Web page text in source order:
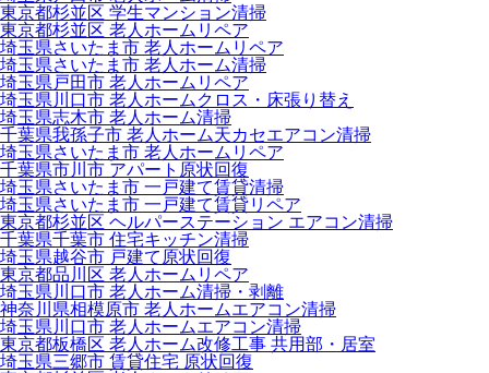
東京都杉並区 学生マンション清掃
東京都杉並区 老人ホームリペア
埼玉県さいたま市 老人ホームリペア
埼玉県さいたま市 老人ホーム清掃
埼玉県戸田市 老人ホームリペア
埼玉県川口市 老人ホームクロス・床張り替え
埼玉県志木市 老人ホーム清掃
千葉県我孫子市 老人ホーム天カセエアコン清掃
埼玉県さいたま市 老人ホームリペア
千葉県市川市 アパート原状回復
埼玉県さいたま市 一戸建て賃貸清掃
埼玉県さいたま市 一戸建て賃貸リペア
東京都杉並区 ヘルパーステーション エアコン清掃
千葉県千葉市 住宅キッチン清掃
埼玉県越谷市 戸建て原状回復
東京都品川区 老人ホームリペア
埼玉県川口市 老人ホーム清掃・剥離
神奈川県相模原市 老人ホームエアコン清掃
埼玉県川口市 老人ホームエアコン清掃
東京都板橋区 老人ホーム改修工事 共用部・居室
埼玉県三郷市 賃貸住宅 原状回復